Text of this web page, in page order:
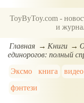
ToyByToy.com -
и
Главная Книги
единорогов: полный
Эксмо
книга
фэнтези